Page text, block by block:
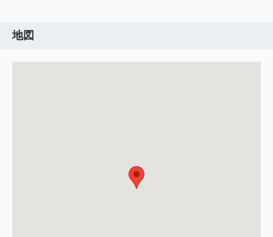
地図